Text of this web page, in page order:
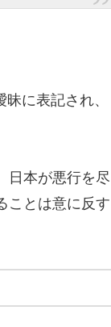
に表記され、
日本が悪行を尽
ことは意に反す